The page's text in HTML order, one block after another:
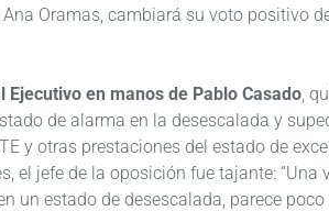
Oramas, cambiará su voto positivo
Ejecutivo en manos de Pablo Casado,
de alarma en la desescalada y
y otras prestaciones del estado de
el jefe de la oposición fue tajante: “Una
un estado de desescalada, parece